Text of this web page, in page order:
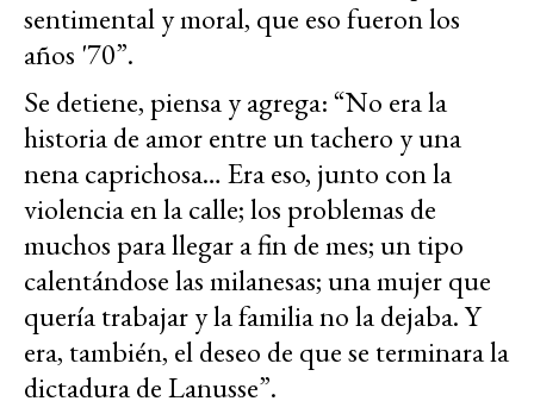
sentimental y moral, que eso fueron los
años '70”.
Se detiene, piensa y agrega: “No era la
historia de amor entre un tachero y una
nena caprichosa… Era eso, junto con la
violencia en la calle; los problemas de
muchos para llegar a fin de mes; un tipo
calentándose las milanesas; una mujer que
quería trabajar y la familia no la dejaba. Y
era, también, el deseo de que se terminara la
dictadura de Lanusse”.